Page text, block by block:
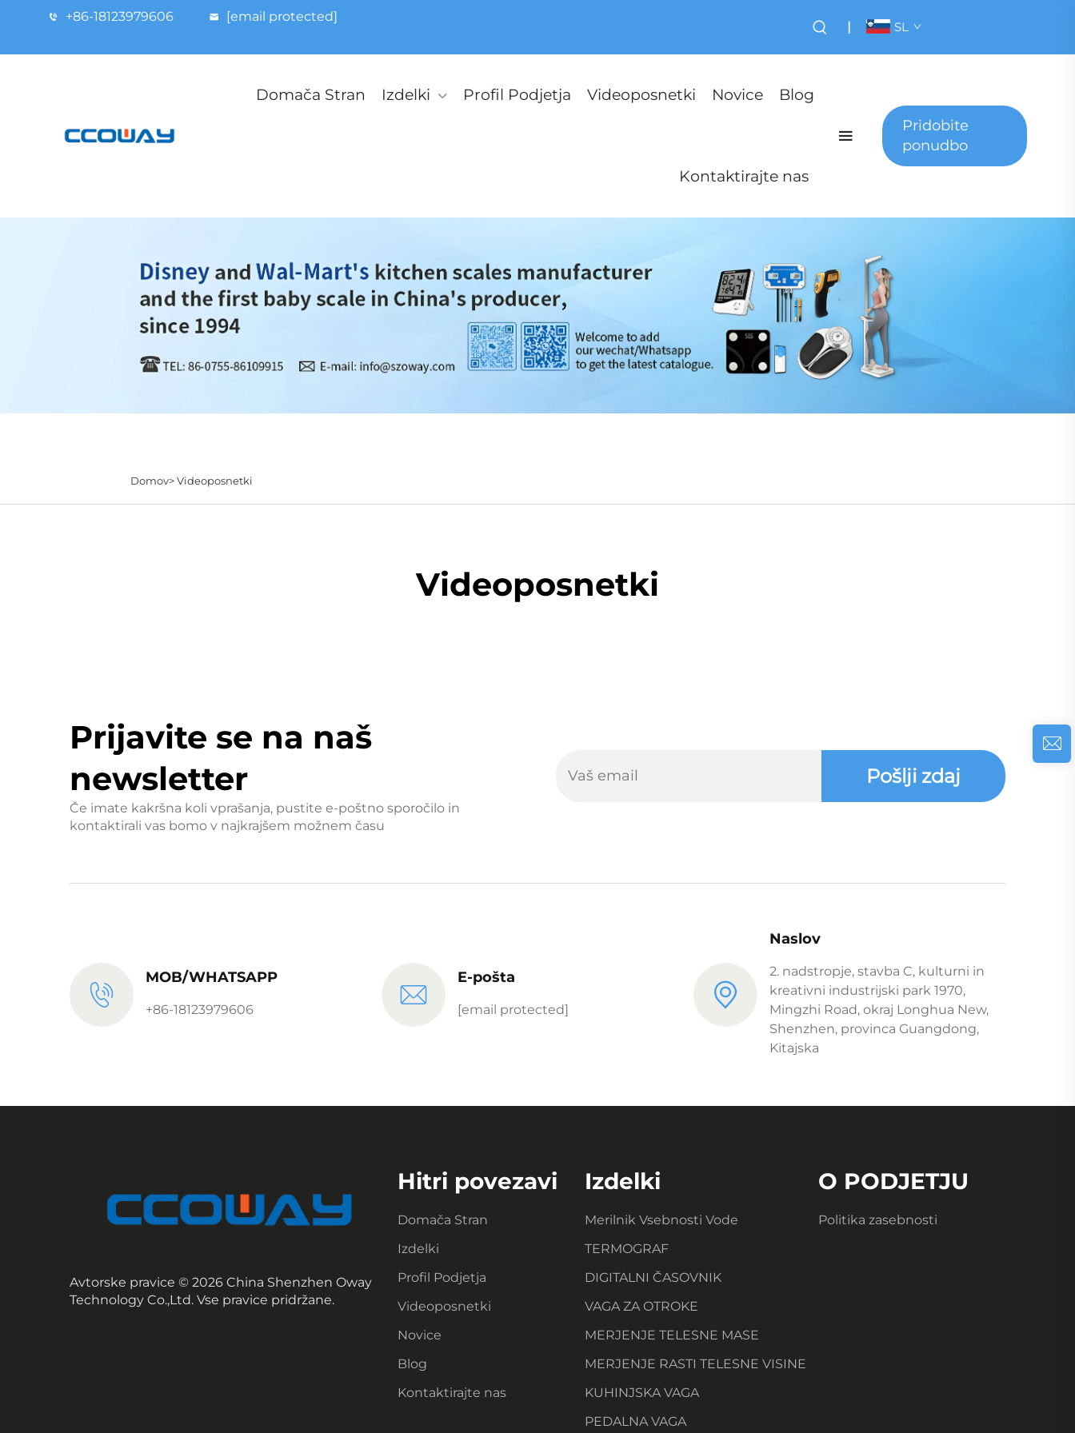
+86-18123979606 [email protected]
| SL
Domača Stran Izdelki Profil Podjetja Videoposnetki Novice Blog
Kontaktirajte nas
Pridobite
ponudbo
Domov>Videoposnetki
Videoposnetki
Prijavite se na naš
newsletter
Če imate kakršna koli vprašanja, pustite e-poštno sporočilo in
kontaktirali vas bomo v najkrajšem možnem času
Pošlji zdaj
MOB/WHATSAPP
+86-18123979606
E-pošta
[email protected]
Naslov
2. nadstropje, stavba C, kulturni in
kreativni industrijski park 1970,
Mingzhi Road, okraj Longhua New,
Shenzhen, provinca Guangdong,
Kitajska
Avtorske pravice © 2026 China Shenzhen Oway
Technology Co.,Ltd. Vse pravice pridržane.
Hitri povezavi
Domača Stran
Izdelki
Profil Podjetja
Videoposnetki
Novice
Blog
Kontaktirajte nas
Izdelki
Merilnik Vsebnosti Vode
TERMOGRAF
DIGITALNI ČASOVNIK
VAGA ZA OTROKE
MERJENJE TELESNE MASE
MERJENJE RASTI TELESNE VISINE
KUHINJSKA VAGA
PEDALNA VAGA
O PODJETJU
Politika zasebnosti